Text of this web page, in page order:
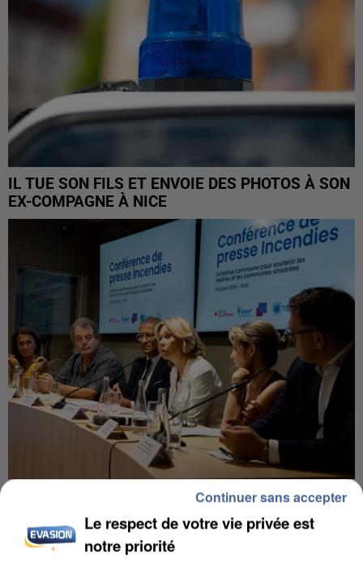
IL TUE SON FILS ET ENVOIE DES PHOTOS À SON
EX-COMPAGNE À NICE
INCENDIES : L’ÎLE-DE-FRANCE LANCE UN ÉLAN
DE SOLIDARITÉ AVEC LES...
Le respect de votre vie privée est
notre priorité
Continuer sans accepter